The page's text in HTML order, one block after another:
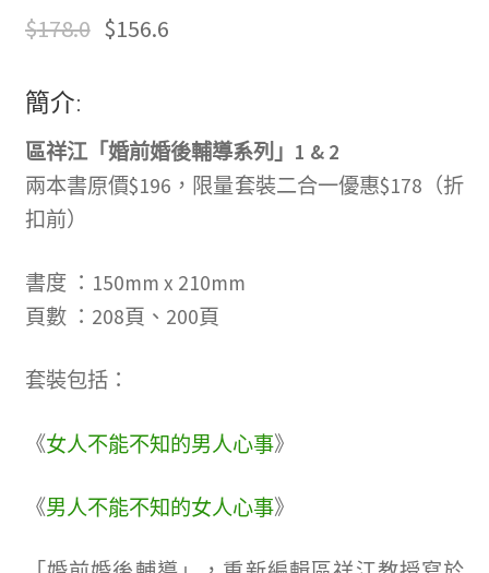
$178.0 $156.6
簡介:
區祥江「婚前婚後輔導系列」1 & 2
兩本書原價$196，限量套裝二合一優惠$178（折
扣前）
書度 ：150mm x 210mm
頁數 ：208頁、200頁
套裝包括：
《女人不能不知的男人心事》
《男人不能不知的女人心事》